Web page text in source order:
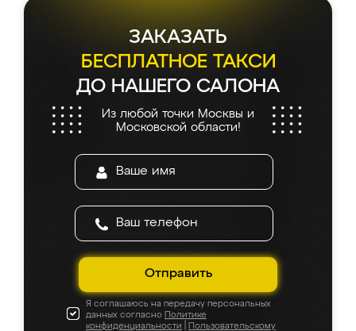
ЗАКАЗАТЬ
БЕСПЛАТНОЕ ТАКСИ
ДО НАШЕГО САЛОНА
Из любой точки Москвы и
Московской области!
Отправить
Я соглашаюсь на передачу персональных
данных согласно Политике
конфиденциальности
Пользовательскому